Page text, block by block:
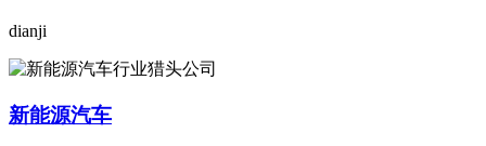
dianji
新能源汽车